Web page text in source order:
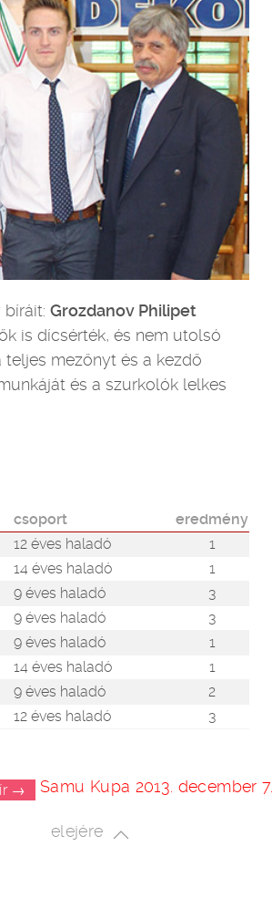
Grozdanov Philipet
is dícsérték, és nem utolsó
mezőnyt és a kezdő
és a szurkolók lelkes
csoport
eredmény
12 éves haladó
1
14 éves haladó
1
9 éves haladó
3
9 éves haladó
3
9 éves haladó
1
14 éves haladó
1
9 éves haladó
2
12 éves haladó 3
→ Samu Kupa 2013. december 7.
elejére